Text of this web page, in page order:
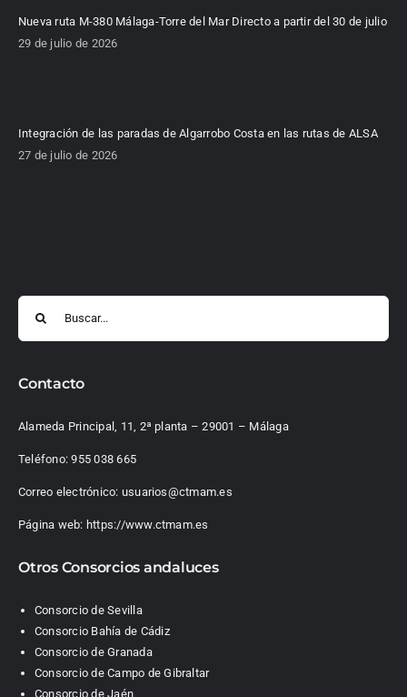
Nueva ruta M-380 Málaga-Torre del Mar Directo a partir del 30 de julio
29 de julio de 2026
Integración de las paradas de Algarrobo Costa en las rutas de ALSA
27 de julio de 2026
Buscar:
Contacto
Alameda Principal, 11, 2ª planta – 29001 – Málaga
Teléfono:955 038 665
Correo electrónico: usuarios@ctmam.es
Página web: https://www.ctmam.es
Otros Consorcios andaluces
Consorcio de Sevilla
Consorcio Bahía de Cádiz
Consorcio de Granada
Consorcio de Campo de Gibraltar
Consorcio de Jaén